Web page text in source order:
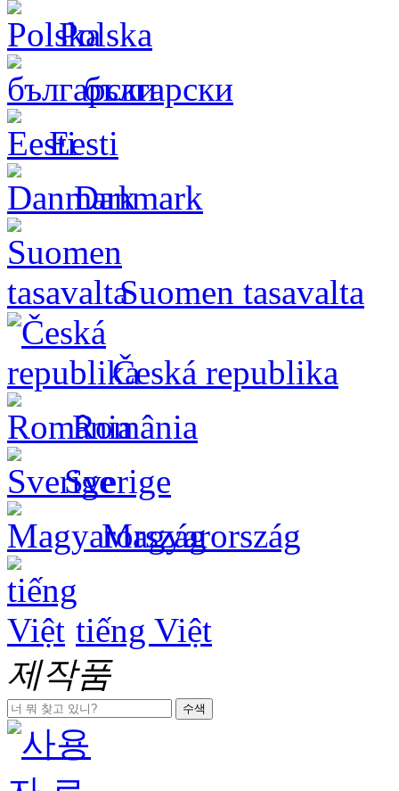
Polska
български
Eesti
Danmark
Suomen tasavalta
Česká republika
România
Sverige
Magyarország
tiếng Việt
제작품
수색